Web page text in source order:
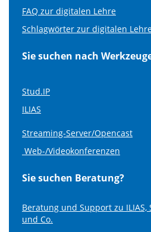
FAQ zur digitalen Lehre
Schlagwörter zur digitalen
Sie suchen nach
Stud.IP
ILIAS
Streaming-Server/Opencast
Web-/Videokonferenzen
Sie suchen Beratung?
Beratung und Support zu ILIAS,
und Co.